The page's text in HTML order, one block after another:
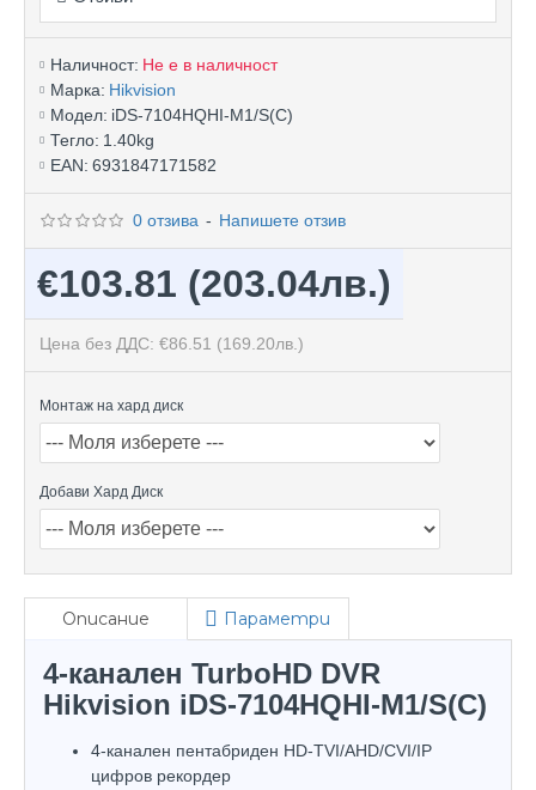
Наличност: Не е в наличност
Марка: Hikvision
Модел: iDS-7104HQHI-M1/S(С)
Тегло: 1.40kg
EAN: 6931847171582
0 отзива - Напишете отзив
€103.81 (203.04лв.)
Цена без ДДС: €86.51 (169.20лв.)
Монтаж на хард диск
Добави Хард Диск
Описание Параметри
4-канален TurboHD DVR
Hikvision iDS-7104HQHI-M1/S(С)
4-канален пентабриден HD-TVI/AHD/CVI/IP
цифров рекордер